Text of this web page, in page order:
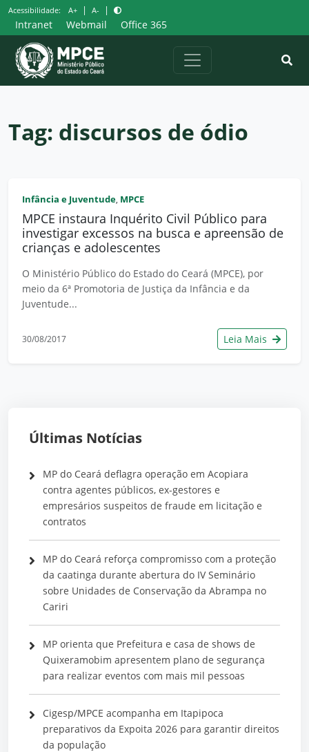
Pular
para
o
conteúdo
Acessibilidade: A+ | A- |
Intranet Webmail Office 365
Tag: discursos de ódio
Infância e Juventude, MPCE
MPCE instaura Inquérito Civil Público para
investigar excessos na busca e apreensão de
crianças e adolescentes
O Ministério Público do Estado do Ceará (MPCE), por
meio da 6ª Promotoria de Justiça da Infância e da
Juventude...
30/08/2017 Leia Mais
Últimas Notícias
MP do Ceará deflagra operação em Acopiara
contra agentes públicos, ex-gestores e
empresários suspeitos de fraude em licitação e
contratos
MP do Ceará reforça compromisso com a proteção
da caatinga durante abertura do IV Seminário
sobre Unidades de Conservação da Abrampa no
Cariri
MP orienta que Prefeitura e casa de shows de
Quixeramobim apresentem plano de segurança
para realizar eventos com mais mil pessoas
Cigesp/MPCE acompanha em Itapipoca
preparativos da Expoita 2026 para garantir direitos
da população